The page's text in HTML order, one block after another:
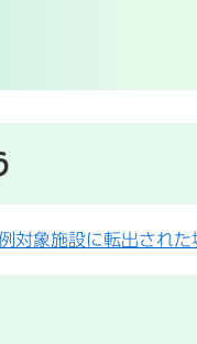
対象施設に転出され